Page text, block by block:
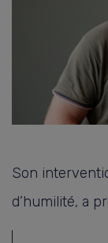
Son
d’humilité, a